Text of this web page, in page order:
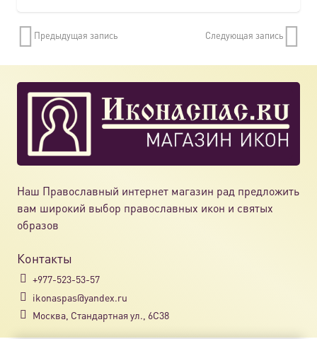
Предыдущая запись Следующая запись
Наш Православный интернет магазин рад предложить
вам широкий выбор православных икон и святых
образов
Контакты
+977-523-53-57
ikonaspas@yandex.ru
Москва, Стандартная ул., 6С38